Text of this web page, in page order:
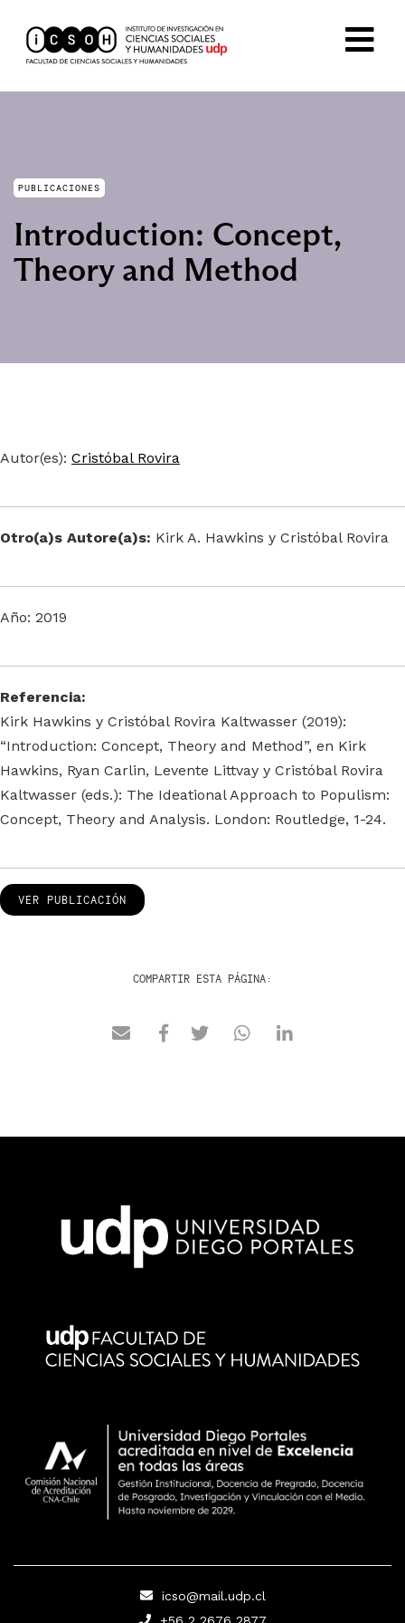
PUBLICACIONES
Introduction: Concept,
Theory and Method
Autor(es): Cristóbal Rovira
Otro(a)s Autore(a)s: Kirk A. Hawkins y Cristóbal Rovira
Año: 2019
Referencia:
Kirk Hawkins y Cristóbal Rovira Kaltwasser (2019):
“Introduction: Concept, Theory and Method”, en Kirk
Hawkins, Ryan Carlin, Levente Littvay y Cristóbal Rovira
Kaltwasser (eds.): The Ideational Approach to Populism:
Concept, Theory and Analysis. London: Routledge, 1-24.
VER PUBLICACIÓN
COMPARTIR ESTA PÁGINA:
icso@mail.udp.cl